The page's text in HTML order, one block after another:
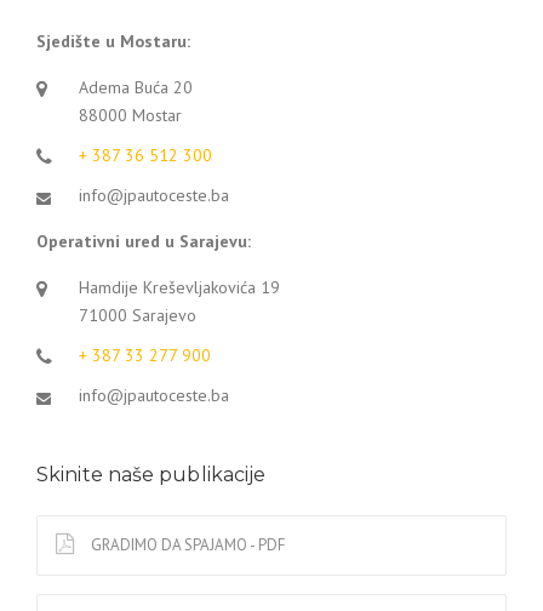
Sjedište u Mostaru:
Adema Buća 20
88000 Mostar
+ 387 36 512 300
info@jpautoceste.ba
Operativni ured u Sarajevu:
Hamdije Kreševljakovića 19
71000 Sarajevo
+ 387 33 277 900
info@jpautoceste.ba
Skinite naše publikacije
GRADIMO DA SPAJAMO - PDF